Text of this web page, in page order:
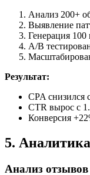
Анализ 200+
Выявление
Генерация 100
A/B
Результат:
CPA снизился
CTR вырос с
Конверсия
5.
Анализ